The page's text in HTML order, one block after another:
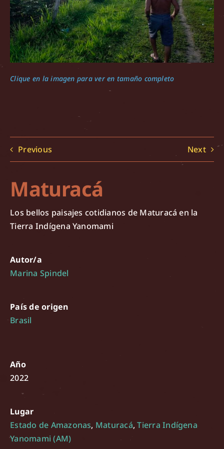
Maturacá
Los bellos paisajes cotidianos de Maturacá en la
Tierra Indígena Yanomami
Autor/a
Marina Spindel
País de origen
Brasil
Año
2022
Lugar
Estado de Amazonas, Maturacá,Tierra Indígena
Yanomami (AM)
Clique en la imagen para ver en tamaño completo
Previous Next